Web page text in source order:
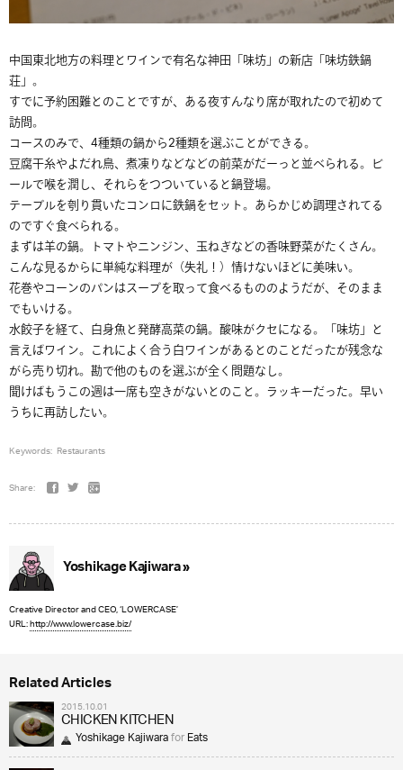
中国東北地方の料理とワインで有名な神田「味坊」の新店「味坊鉄鍋
荘」。
すでに予約困難とのことですが、ある夜すんなり席が取れたので初めて
訪問。
コースのみで、4種類の鍋から2種類を選ぶことができる。
豆腐干糸やよだれ鳥、煮凍りなどなどの前菜がだーっと並べられる。ビ
ールで喉を潤し、それらをつついていると鍋登場。
テーブルを刳り貫いたコンロに鉄鍋をセット。あらかじめ調理されてる
のですぐ食べられる。
まずは羊の鍋。トマトやニンジン、玉ねぎなどの香味野菜がたくさん。
こんな見るからに単純な料理が（失礼！）情けないほどに美味い。
花巻やコーンのパンはスープを取って食べるもののようだが、そのまま
でもいける。
水餃子を経て、白身魚と発酵高菜の鍋。酸味がクセになる。「味坊」と
言えばワイン。これによく合う白ワインがあるとのことだったが残念な
がら売り切れ。勘で他のものを選ぶが全く問題なし。
聞けばもうこの週は一席も空きがないとのこと。ラッキーだった。早い
うちに再訪したい。
Keywords: Restaurants
Share:
Yoshikage Kajiwara »
Creative Director and CEO, ‘LOWERCASE’
URL:http://www.lowercase.biz/
Related Articles
2015.10.01
CHICKEN KITCHEN
Yoshikage KajiwaraforEats